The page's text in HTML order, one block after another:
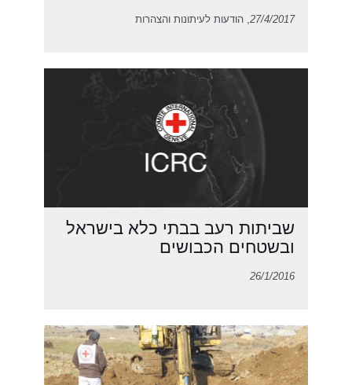
27/4/2017, הודעות לעיתונות והצהרות
שביתות רעב בבתי כלא בישראל
ובשטחים הכבושים
26/1/2016